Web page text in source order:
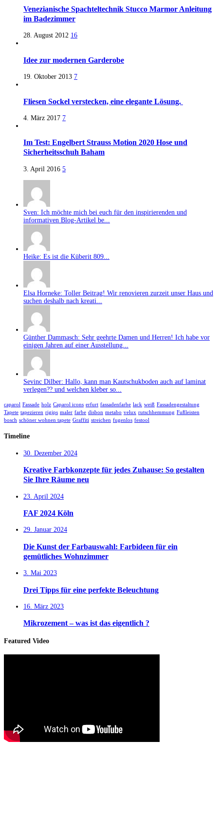
Venezianische Spachteltechnik Stucco Marmor Anleitung
im Badezimmer
28. August 2012 16
Idee zur modernen Garderobe
19. Oktober 2013 7
Fliesen Sockel verstecken, eine elegante Lösung.
4. März 2017 7
Im Test: Engelbert Strauss Motion 2020 Hose und
Sicherheitsschuh Baham
3. April 2016 5
Sven: Ich möchte mich bei euch für den inspirierenden und
informativen Blog-Artikel be...
Heike: Es ist die Küberit 809...
Elsa Horneke: Toller Beitrag! Wir renovieren zurzeit unser Haus und
suchen deshalb nach kreati...
Günther Dammasch: Sehr geehrte Damen und Herren! Ich habe vor
einigen Jahren auf einer Ausstellung...
Sevinc Dilber: Hallo, kann man Kautschukboden auch auf laminat
verlegen?? und welchen kleber so...
caparol Fassade holz Caparol icons erfurt fassadenfarbe lack weiß Fassadengestaltung
Tapete tapezieren rigips maler farbe disbon metabo velux rutschhemmung Fußleisten
bosch schöner wohnen tapete Graffiti streichen fugenlos festool
Timeline
30. Dezember 2024
Kreative Farbkonzepte für jedes Zuhause: So gestalten
Sie Ihre Räume neu
23. April 2024
FAF 2024 Köln
29. Januar 2024
Die Kunst der Farbauswahl: Farbideen für ein
gemütliches Wohnzimmer
3. Mai 2023
Drei Tipps für eine perfekte Beleuchtung
16. März 2023
Mikrozement – was ist das eigentlich ?
Featured Video